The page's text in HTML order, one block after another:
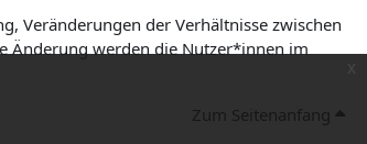
Veränderungen der Verhältnisse zwischen
Änderung werden die Nutzer*innen im
Zum Seitenanfang